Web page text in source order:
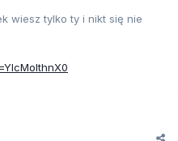
wiesz tylko ty i nikt się nie